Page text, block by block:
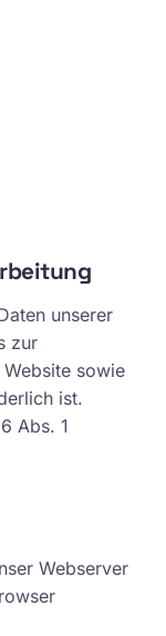
unserer
zur
sowie
ist.
Abs. 1
Webserver